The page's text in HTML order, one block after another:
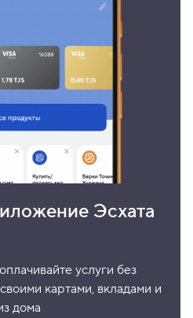
Эсхата
услуги без
картами, вкладами и
дома